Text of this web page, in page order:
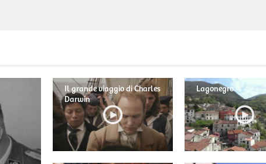
Il grande viaggio di Charles
Darwin
Lagonegro